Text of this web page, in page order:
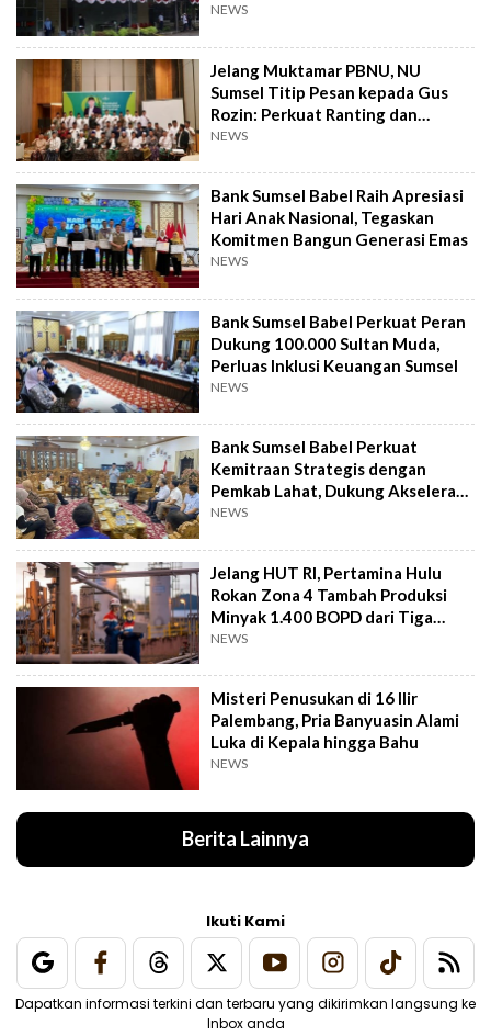
NEWS
Jelang Muktamar PBNU, NU
Sumsel Titip Pesan kepada Gus
Rozin: Perkuat Ranting dan
Pesantren
NEWS
Bank Sumsel Babel Raih Apresiasi
Hari Anak Nasional, Tegaskan
Komitmen Bangun Generasi Emas
NEWS
Bank Sumsel Babel Perkuat Peran
Dukung 100.000 Sultan Muda,
Perluas Inklusi Keuangan Sumsel
NEWS
Bank Sumsel Babel Perkuat
Kemitraan Strategis dengan
Pemkab Lahat, Dukung Akselerasi
Ekonomi Daerah
NEWS
Jelang HUT RI, Pertamina Hulu
Rokan Zona 4 Tambah Produksi
Minyak 1.400 BOPD dari Tiga
Sumur Baru
NEWS
Misteri Penusukan di 16 Ilir
Palembang, Pria Banyuasin Alami
Luka di Kepala hingga Bahu
NEWS
Berita Lainnya
Ikuti Kami
Dapatkan informasi terkini dan terbaru yang dikirimkan langsung ke
Inbox anda